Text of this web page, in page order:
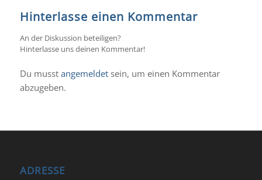
Hinterlasse einen Kommentar
An der Diskussion beteiligen?
Hinterlasse uns deinen Kommentar!
Du musst angemeldetsein, um einen Kommentar
abzugeben.
ADRESSE